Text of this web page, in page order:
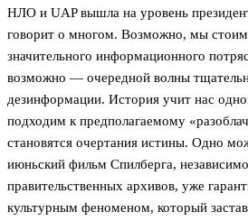
НЛО и UAP вышла на уровень
говорит о многом. Возможно, мы стоим
значительного информационного
возможно — очередной волны
дезинформации. История учит нас
подходим к предполагаемому
становятся очертания истины. Одно
июньский фильм Спилберга,
правительственных архивов, уже
культурным феноменом, который